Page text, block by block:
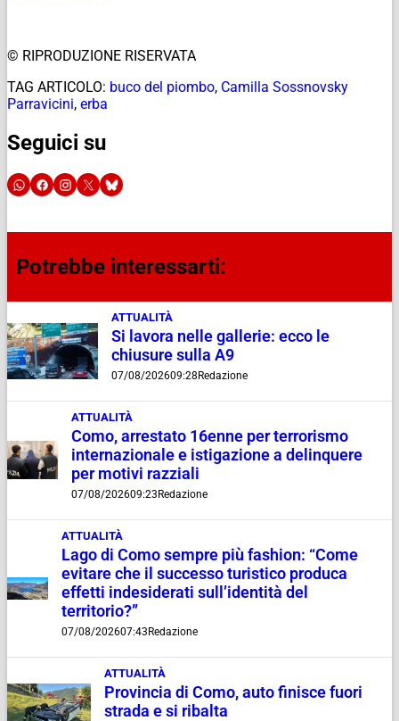
© RIPRODUZIONE RISERVATA
TAG ARTICOLO: buco del piombo, Camilla Sossnovsky
Parravicini, erba
Seguici su
Potrebbe interessarti:
ATTUALITÀ
Si lavora nelle gallerie: ecco le
chiusure sulla A9
07/08/202609:28 Redazione
ATTUALITÀ
Como, arrestato 16enne per terrorismo
internazionale e istigazione a delinquere
per motivi razziali
07/08/202609:23 Redazione
ATTUALITÀ
Lago di Como sempre più fashion: “Come
evitare che il successo turistico produca
effetti indesiderati sull’identità del
territorio?”
07/08/202607:43 Redazione
ATTUALITÀ
Provincia di Como, auto finisce fuori
strada e si ribalta